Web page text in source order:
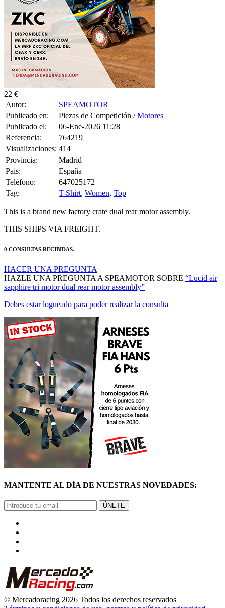
Autor:
Publicado en:
Piezas de Competición /
Publicado el:
06-Ene-2026 11:28
Referencia:
764219
Visualizaciones:
414
Provincia:
Madrid
Pais:
España
Teléfono:
647025172
Tag:
T-Shirt,Women
This is a brand new factory crate dual rear motor assembly.
THIS SHIPS VIA FREIGHT.
HAZLE UNA PREGUNTA A SPEAMOTOR SOBRE
sapphire tri motor dual rear motor assembly”
Debes estar logueado para poder realizar la consulta
© Mercadoracing 2026 Todos los derechos reservados
Términos y condiciones de uso, normas y política de privacidad.
VOLVER ARRIBA